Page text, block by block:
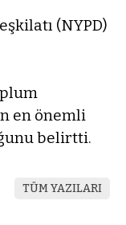
(NYPD)
en önemli
belirtti.
TÜM YAZILARI